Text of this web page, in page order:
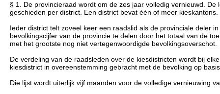
§ 1. De provincieraad wordt om de zes jaar volledig vernieuwd.
geschieden per district. Een district bevat één of meer kieskantons.
Ieder district telt zoveel keer een raadslid als de provinciale deler
bevolkingscijfer van de provincie te delen door het totaal van de
met het grootste nog niet vertegenwoordigde bevolkingsoverschot.
De verdeling van de raadsleden over de kiesdistricten wordt bij
kiesdistrict in overeenstemming gebracht met de bevolking op
Die lijst wordt uiterlijk vijf maanden voor de volledige vernieuwing